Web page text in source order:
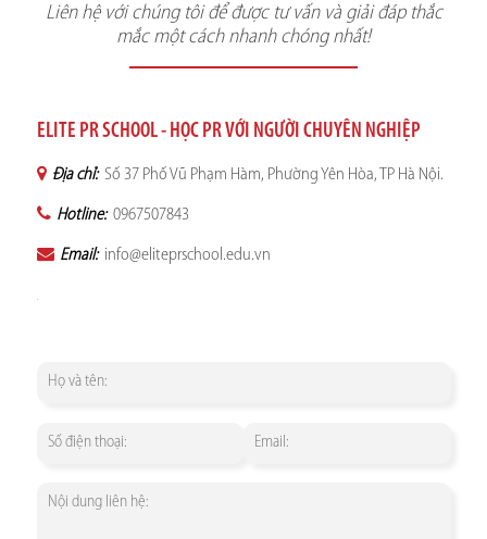
Liên hệ với chúng tôi để được tư vấn và giải đáp thắc
mắc một cách nhanh chóng nhất!
ELITE PR SCHOOL - HỌC PR VỚI NGƯỜI CHUYÊN NGHIỆP
Địa chỉ: Số 37 Phố Vũ Phạm Hàm, Phường Yên Hòa, TP Hà Nội.
Hotline: 0967507843
Email: info@eliteprschool.edu.vn